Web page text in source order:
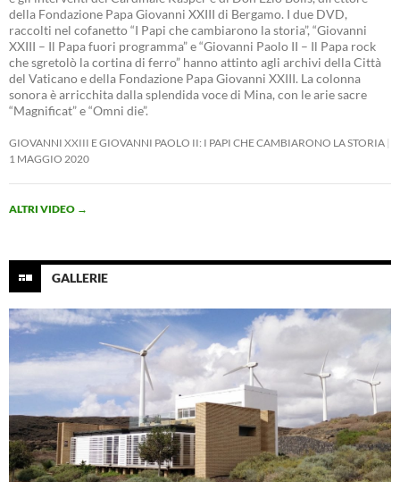
della Fondazione Papa Giovanni XXIII di Bergamo. I due DVD,
raccolti nel cofanetto “I Papi che cambiarono la storia”, “Giovanni
XXIII – Il Papa fuori programma” e “Giovanni Paolo II – Il Papa rock
che sgretolò la cortina di ferro” hanno attinto agli archivi della Città
del Vaticano e della Fondazione Papa Giovanni XXIII. La colonna
sonora è arricchita dalla splendida voce di Mina, con le arie sacre
“Magnificat” e “Omni die”.
GIOVANNI XXIII E GIOVANNI PAOLO II: I PAPI CHE CAMBIARONO LA STORIA
1 MAGGIO 2020
ALTRI VIDEO →
GALLERIE